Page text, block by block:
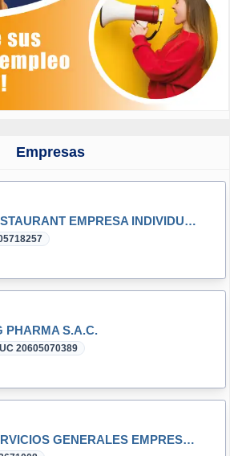
Empresas
ALI'S RESTAURANT EMPRESA INDIVIDUAL DE RESPONSABILIDAD LIMITADA
PHARMA S.A.C.
20605070389
ARMY SERVICIOS GENERALES EMPRESA INDIVIDUAL DE RESPONSABILIDAD LIMITADA